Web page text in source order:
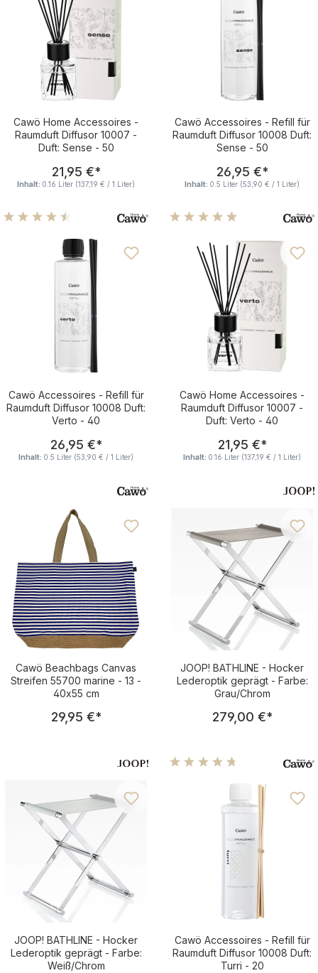
Cawö Home Accessoires -
Raumduft Diffusor 10007 -
Duft: Sense - 50
Regulärer Preis:
21,95 €*
Inhalt: 0.16 Liter (137,19 € / 1 Liter)
Cawö Accessoires - Refill für
Raumduft Diffusor 10008 Duft:
Sense - 50
Regulärer
26,95 €*
Inhalt: 0.5 Liter (53,90 € / 1 Liter)
Durchschnittliche Bewertung von 4.5 von 5 Sternen
Cawö Accessoires - Refill für
Raumduft Diffusor 10008 Duft:
Verto - 40
Regulärer Preis:
26,95 €*
Inhalt: 0.5 Liter (53,90 € / 1 Liter)
Cawö Home Accessoires -
Raumduft Diffusor 10007 -
Duft: Verto - 40
Regulärer
21,95 €*
Inhalt: 0.16 Liter (137,19 € / 1 Liter)
Cawö Beachbags Canvas
Streifen 55700 marine - 13 -
40x55 cm
Regulärer Preis:
29,95 €*
JOOP! BATHLINE - Hocker
Lederoptik geprägt - Farbe:
Grau/Chrom
Regulärer
279,00 €*
JOOP! BATHLINE - Hocker
Lederoptik geprägt - Farbe:
Weiß/Chrom
Cawö Accessoires - Refill für
Raumduft Diffusor 10008 Duft:
Turri - 20